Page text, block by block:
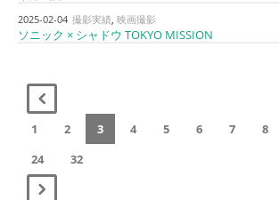
2025-02-04 撮影実績, 映画撮影
ソニック × シャドウ TOKYO MISSION
1 2 3 4 5 6 7 8
24
32